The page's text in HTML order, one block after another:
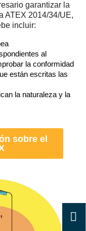
garantizar la
ATEX 2014/34/UE,
incluir:
al
la conformidad
están escritas las
la naturaleza y la
sobre el